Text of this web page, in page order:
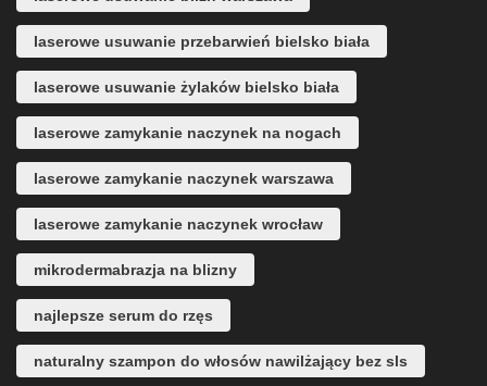
laserowe usuwanie przebarwień bielsko biała
laserowe usuwanie żylaków bielsko biała
laserowe zamykanie naczynek na nogach
laserowe zamykanie naczynek warszawa
laserowe zamykanie naczynek wrocław
mikrodermabrazja na blizny
najlepsze serum do rzęs
naturalny szampon do włosów nawilżający bez sls